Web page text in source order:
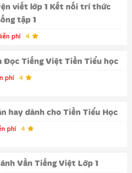
viết lớp 1 Kết nối trí thức
tập 1
phí 4
Đọc Tiếng Việt Tiền Tiểu học
phí 4
hay dành cho Tiền Tiểu Học
phí 4
Vần Tiếng Việt Lớp 1